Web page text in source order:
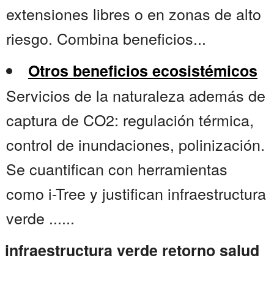
extensiones libres o en zonas de alto
riesgo. Combina beneficios...
Otros beneficios ecosistémicos
Servicios de la naturaleza además de
captura de CO2: regulación térmica,
control de inundaciones, polinización.
Se cuantifican con herramientas
como i-Tree y justifican infraestructura
verde ......
infraestructura verde retorno salud